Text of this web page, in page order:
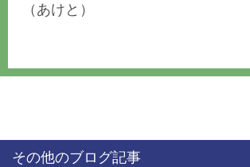
（あけと）
その他のブログ記事